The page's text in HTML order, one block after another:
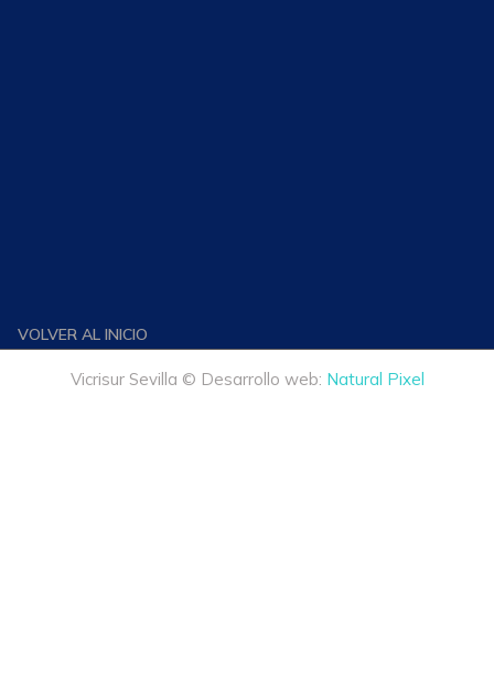
VOLVER AL INICIO
Vicrisur Sevilla © Desarrollo web: Natural Pixel